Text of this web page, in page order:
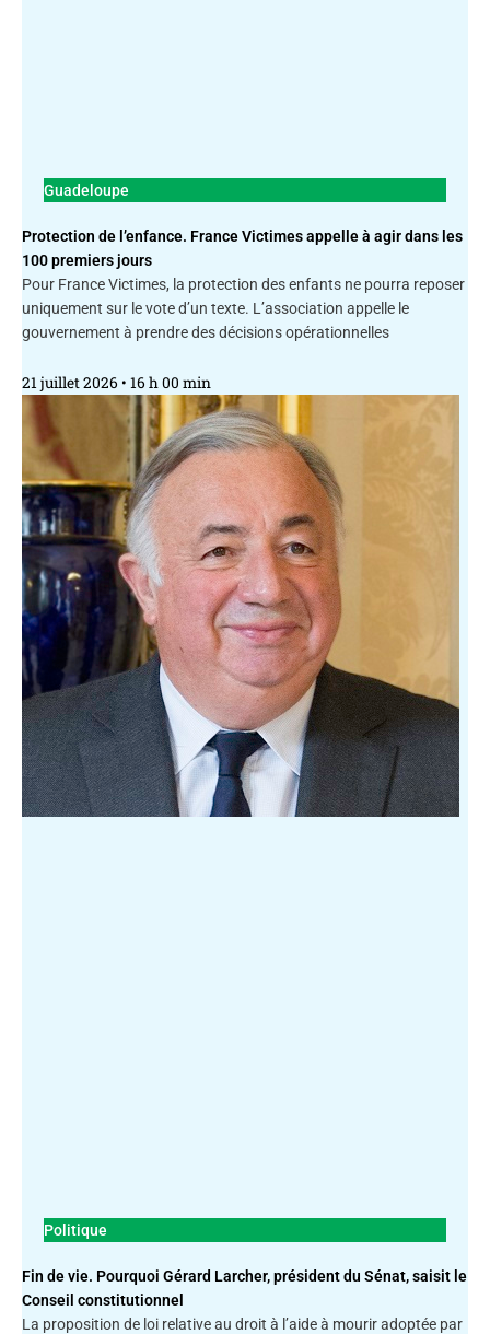
Guadeloupe
Protection de l’enfance. France Victimes appelle à agir dans les
100 premiers jours
Pour France Victimes, la protection des enfants ne pourra reposer
uniquement sur le vote d’un texte. L’association appelle le
gouvernement à prendre des décisions opérationnelles
21 juillet 2026 16 h 00 min
Politique
Fin de vie. Pourquoi Gérard Larcher, président du Sénat, saisit le
Conseil constitutionnel
La proposition de loi relative au droit à l’aide à mourir adoptée par